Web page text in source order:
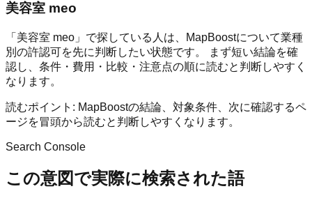
美容室 meo
「美容室 meo」で探している人は、MapBoostについて業種
別の許認可を先に判断したい状態です。 まず短い結論を確
認し、条件・費用・比較・注意点の順に読むと判断しやすく
なります。
読むポイント: MapBoostの結論、対象条件、次に確認するペ
ージを冒頭から読むと判断しやすくなります。
Search Console
この意図で実際に検索された語